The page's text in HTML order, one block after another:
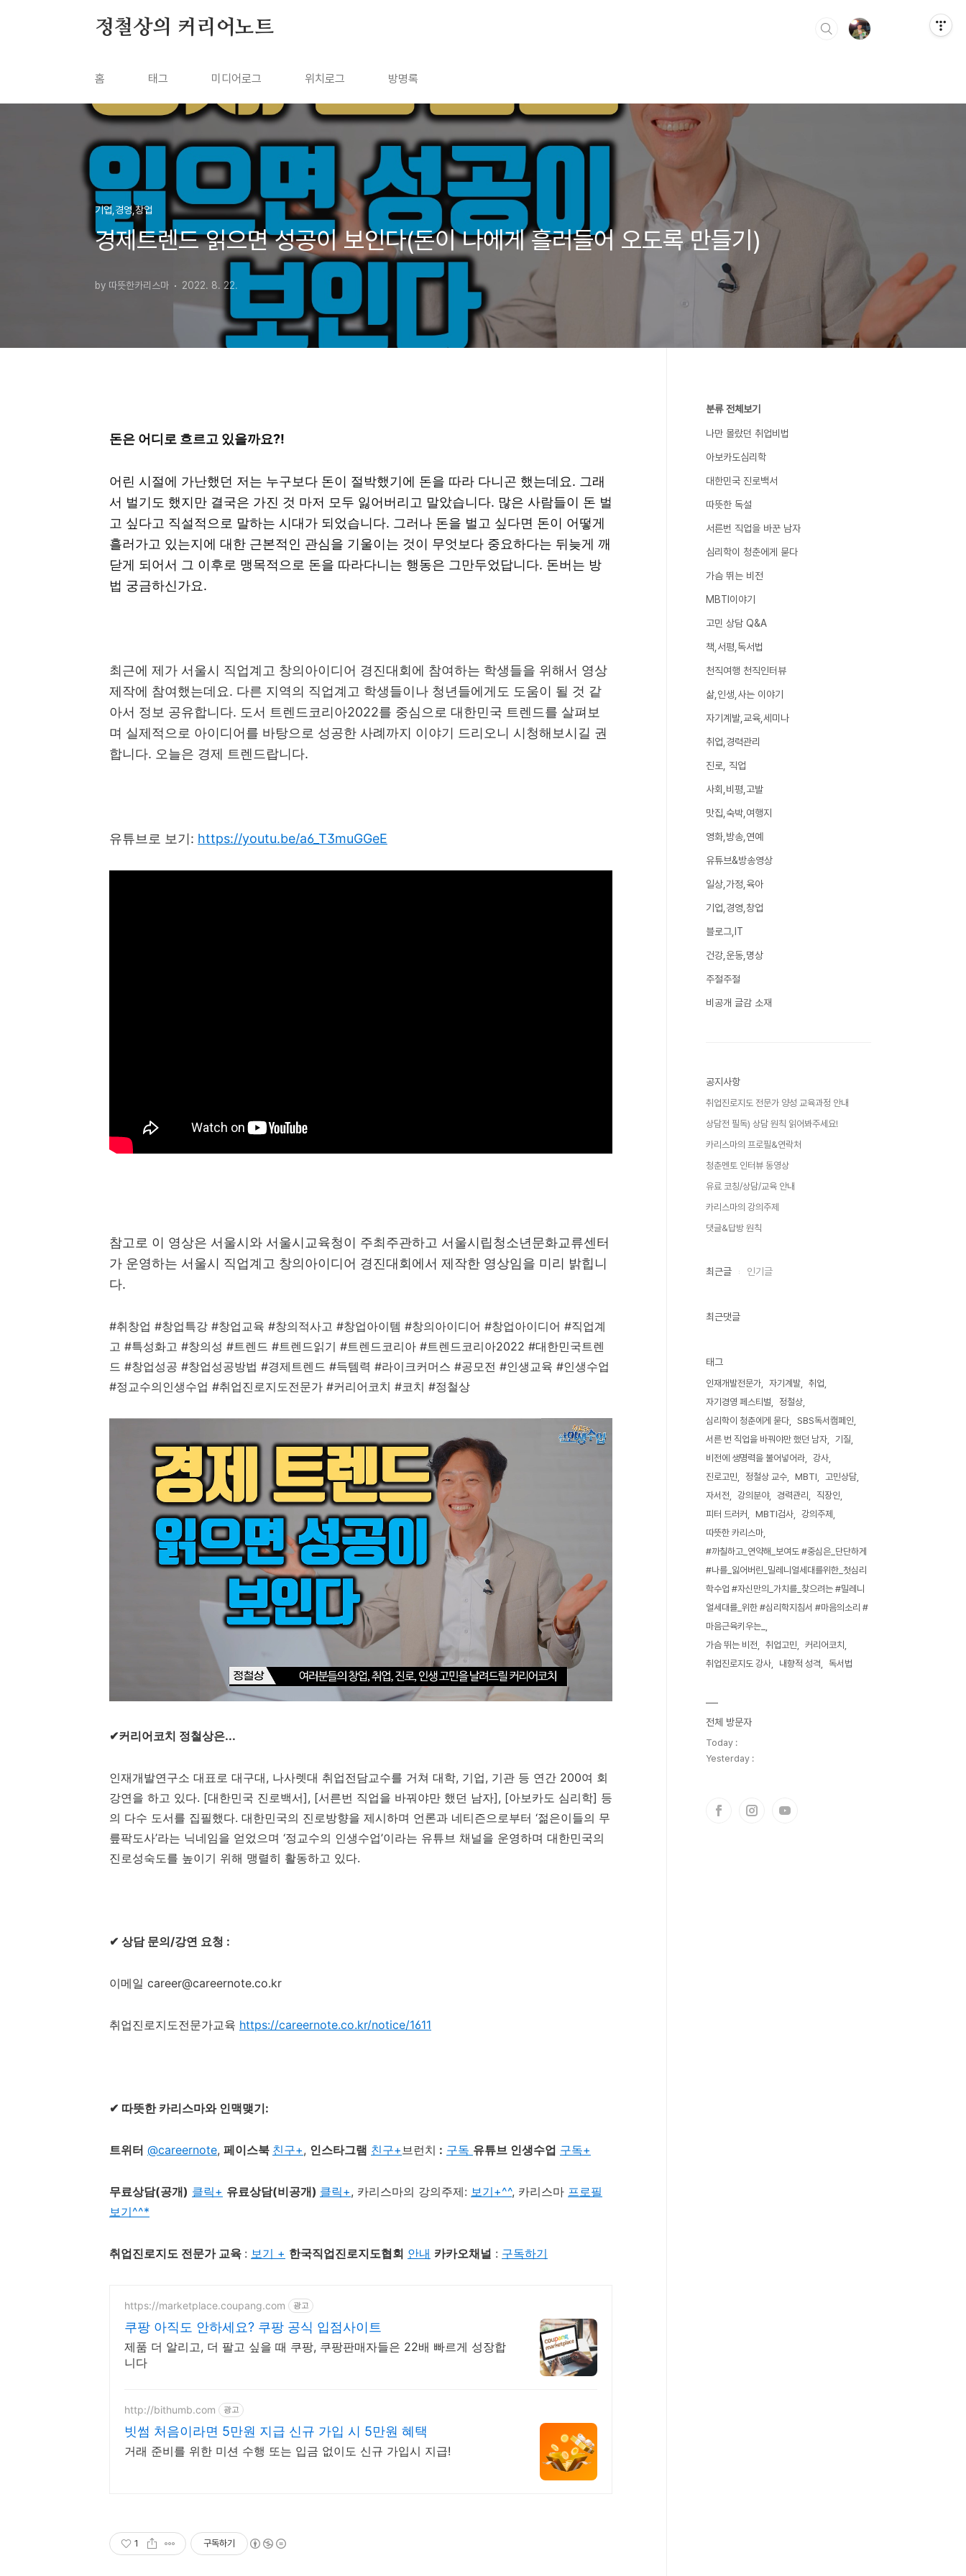
정철상의 커리어노트
홈 태그 미디어로그 위치로그 방명록
기업,경영,창업
경제트렌드 읽으면 성공이 보인다(돈이 나에게 흘러들어 오도록 만들기)
by 따뜻한카리스마 2022. 8. 22.
돈은 어디로 흐르고 있을까요?!
어린 시절에 가난했던 저는 누구보다 돈이 절박했기에 돈을 따라 다니곤 했는데요. 그래
서 벌기도 했지만 결국은 가진 것 마저 모두 잃어버리고 말았습니다. 많은 사람들이 돈 벌
고 싶다고 직설적으로 말하는 시대가 되었습니다. 그러나 돈을 벌고 싶다면 돈이 어떻게
흘러가고 있는지에 대한 근본적인 관심을 기울이는 것이 무엇보다 중요하다는 뒤늦게 깨
닫게 되어서 그 이후로 맹목적으로 돈을 따라다니는 행동은 그만두었답니다. 돈버는 방
법 궁금하신가요.
최근에 제가 서울시 직업계고 창의아이디어 경진대회에 참여하는 학생들을 위해서 영상
제작에 참여했는데요. 다른 지역의 직업계고 학생들이나 청년들에게도 도움이 될 것 같
아서 정보 공유합니다. 도서 트렌드코리아2022를 중심으로 대한민국 트렌드를 살펴보
며 실제적으로 아이디어를 바탕으로 성공한 사례까지 이야기 드리오니 시청해보시길 권
합니다. 오늘은 경제 트렌드랍니다.
유튜브로 보기: https://youtu.be/a6_T3muGGeE
참고로 이 영상은 서울시와 서울시교육청이 주최주관하고 서울시립청소년문화교류센터
가 운영하는 서울시 직업계고 창의아이디어 경진대회에서 제작한 영상임을 미리 밝힙니
다.
#취창업 #창업특강 #창업교육 #창의적사고 #창업아이템 #창의아이디어 #창업아이디어 #직업계
고 #특성화고 #창의성 #트렌드 #트렌드읽기 #트렌드코리아 #트렌드코리아2022 #대한민국트렌
드 #창업성공 #창업성공방법 #경제트렌드 #득템력 #라이크커머스 #공모전 #인생교육 #인생수업
#정교수의인생수업 #취업진로지도전문가 #커리어코치 #코치 #정철상
✔커리어코치 정철상은...
인재개발연구소 대표로 대구대, 나사렛대 취업전담교수를 거쳐 대학, 기업, 기관 등 연간 200여 회
강연을 하고 있다. [대한민국 진로백서], [서른번 직업을 바꿔야만 했던 남자], [아보카도 심리학] 등
의 다수 도서를 집필했다. 대한민국의 진로방향을 제시하며 언론과 네티즌으로부터 ‘젊은이들의 무
릎팍도사’라는 닉네임을 얻었으며 ‘정교수의 인생수업’이라는 유튜브 채널을 운영하며 대한민국의
진로성숙도를 높이기 위해 맹렬히 활동하고 있다.
✔ 상담문의/강연 요청 :
이메일 career@careernote.co.kr
취업진로지도전문가교육 https://careernote.co.kr/notice/1611
✔ 따뜻한 카리스마와 인맥맺기:
트위터 @careernote, 페이스북 친구+, 인스타그램 친구+ 브런치 : 구독 유튜브 인생수업 구독+
무료상담(공개) 클릭+ 유료상담(비공개) 클릭+, 카리스마의 강의주제: 보기+^^, 카리스마 프로필
보기^^*
취업진로지도 전문가 교육 : 보기 + 한국직업진로지도협회 안내 카카오채널 : 구독하기
https://marketplace.coupang.com 광고
쿠팡 아직도 안하세요? 쿠팡 공식 입점사이트
제품 더 알리고, 더 팔고 싶을 때 쿠팡, 쿠팡판매자들은 22배 빠르게 성장합
니다
http://bithumb.com 광고
빗썸 처음이라면 5만원 지급 신규 가입 시 5만원 혜택
거래 준비를 위한 미션 수행 또는 입금 없이도 신규 가입시 지급!
1 구독하기
분류 전체보기
나만 몰랐던 취업비법
아보카도심리학
대한민국 진로백서
따뜻한 독설
서른번 직업을 바꾼 남자
심리학이 청춘에게 묻다
가슴 뛰는 비전
MBTI이야기
고민 상담 Q&A
책,서평,독서법
천직여행 천직인터뷰
삶,인생,사는 이야기
자기계발,교육,세미나
취업,경력관리
진로, 직업
사회,비평,고발
맛집,숙박,여행지
영화,방송,연예
유튜브&방송영상
일상,가정,육아
기업,경영,창업
블로그,IT
건강,운동,명상
주절주절
비공개 글감 소재
공지사항
취업진로지도 전문가 양성 교육과정 안내
상담전 필독) 상담 원칙 읽어봐주세요!
카리스마의 프로필&연락처
청춘멘토 인터뷰 동영상
유료 코칭/상담/교육 안내
카리스마의 강의주제
댓글&답방 원칙
최근글 인기글
최근댓글
태그
인재개발전문가 자기계발
취업
자기경영 페스티벌
정철상
심리학이 청춘에게 묻다
SBS독서캠페인
서른 번 직업을 바꿔야만 했던 남자
기질
비전에 생명력을 불어넣어라
강사
진로고민
정철상 교수 MBTI
고민상담
자서전
강의분야 경력관리
직장인
피터 드러커
MBTI검사
강의주제
따뜻한 카리스마
#까칠하고_연약해_보여도 #중심은_단단하게
#나를_잃어버린_밀레니얼세대를위한_첫심리
학수업 #자신만의_가치를_찾으려는 #밀레니
얼세대를_위한 #심리학지침서 #마음의소리 #
마음근육키우는_
가슴 뛰는 비전
취업고민
커리어코치
취업진로지도 강사
내향적 성격 독서법
전체 방문자
Today :
Yesterday :